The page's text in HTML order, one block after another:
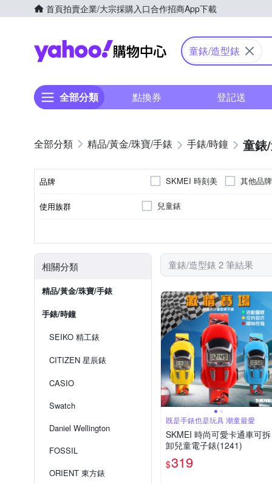
首頁拍賣企業/大宗採購入口合作招商App下載
Yahoo購物中心
童錶/造型錶
全部分類 點換券 登記送
精品/黃金/珠寶/手錶 手錶/時鐘 童錶
品牌 SKMEI 時刻美 其他品牌
使用族群 兒童錶
相關分類
精品/黃金/珠寶/手錶
手錶/時鐘
SEIKO 精工錶
CITIZEN 星辰錶
CASIO
Swatch
Daniel Wellington
FOSSIL
ORIENT 東方錶
童錶/造型錶 2 筆結果
既是手錶也是玩具 潮童最愛
SKMEI 時尚可愛卡通車可拆
卸兒童電子錶(1241)
$319